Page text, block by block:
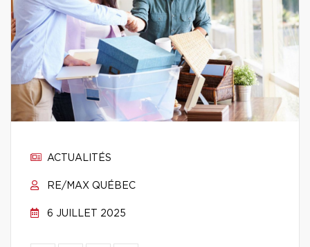
ACTUALITÉS
RE/MAX QUÉBEC
6 JUILLET 2025